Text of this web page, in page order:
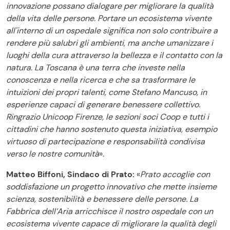
innovazione possano dialogare per migliorare la qualità
della vita delle persone. Portare un ecosistema vivente
all'interno di un ospedale significa non solo contribuire a
rendere più salubri gli ambienti, ma anche umanizzare i
luoghi della cura attraverso la bellezza e il contatto con la
natura. La Toscana è una terra che investe nella
conoscenza e nella ricerca e che sa trasformare le
intuizioni dei propri talenti, come Stefano Mancuso, in
esperienze capaci di generare benessere collettivo.
Ringrazio Unicoop Firenze, le sezioni soci Coop e tutti i
cittadini che hanno sostenuto questa iniziativa, esempio
virtuoso di partecipazione e responsabilità condivisa
verso le nostre comunità».
Matteo Biffoni, Sindaco di Prato: «Prato accoglie con
soddisfazione un progetto innovativo che mette insieme
scienza, sostenibilità e benessere delle persone. La
Fabbrica dell’Aria arricchisce il nostro ospedale con un
ecosistema vivente capace di migliorare la qualità degli